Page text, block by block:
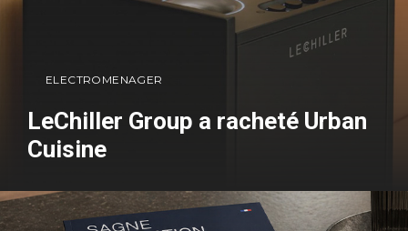
ELECTROMENAGER
LeChiller Group a racheté Urban
Cuisine